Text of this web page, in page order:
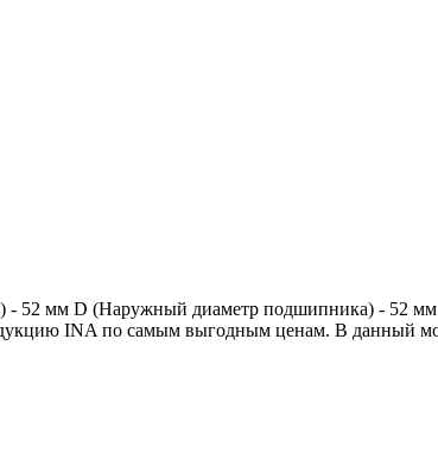
52 мм D (Наружный диаметр подшипника) - 52
INA по самым выгодным ценам. В данный